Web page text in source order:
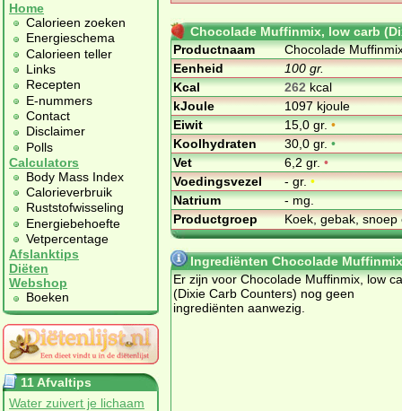
Home
Calorieen zoeken
Energieschema
Calorieen teller
Links
Recepten
E-nummers
Contact
Disclaimer
Polls
Calculators
Body Mass Index
Calorieverbruik
Ruststofwisseling
Energiebehoefte
Vetpercentage
Afslanktips
Diëten
Webshop
Boeken
11 Afvaltips
Water zuivert je lichaam
Chocolade Muffinmix, low carb
Productnaam
Chocolade
Eenheid
100 gr.
Kcal
262kcal
kJoule
1097 kjoule
Eiwit
15,0 gr.•
Koolhydraten
30,0 gr.•
Vet
6,2 gr.•
Voedingsvezel
- gr.•
Natrium
- mg.
Productgroep
Koek, gebak,
Ingrediënten Chocolade
Er zijn voor Chocolade Muffinmix, low
(Dixie Carb Counters) nog geen
ingrediënten aanwezig.